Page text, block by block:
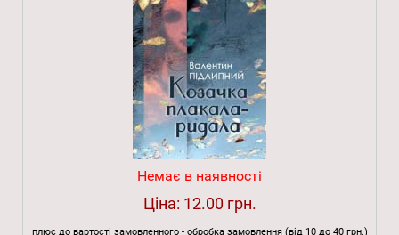
Немає в наявності
Ціна: 12.00 грн.
плюс до вартості замовленного - обробка замовлення (від 10 до 40 грн.)